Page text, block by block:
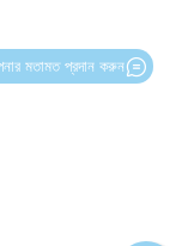
মতামত প্রদান করুন